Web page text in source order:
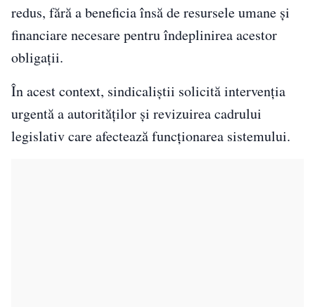
redus, fără a beneficia însă de resursele umane și
financiare necesare pentru îndeplinirea acestor
obligații.
În acest context, sindicaliștii solicită intervenția
urgentă a autorităților și revizuirea cadrului
legislativ care afectează funcționarea sistemului.